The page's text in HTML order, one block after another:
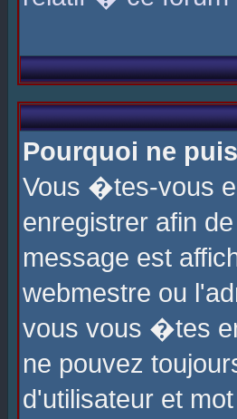
Pourquoi ne
Vous �tes-vous
enregistrer afin
message est
webmestre ou
vous vous �tes
ne pouvez
d'utilisateur et